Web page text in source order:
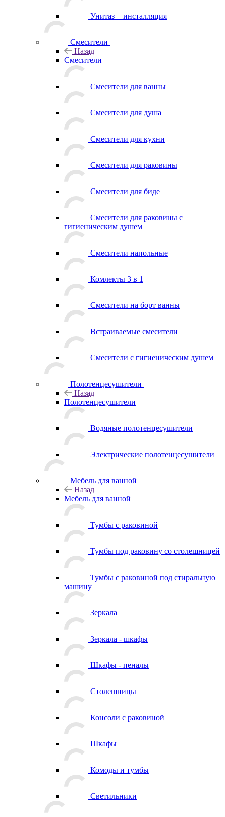
Унитаз + инсталляция
Смесители
Назад
Смесители
Смесители для ванны
Смесители для душа
Смесители для кухни
Смесители для раковины
Смесители для биде
Смесители для раковины с
гигиеническим душем
Смесители напольные
Комлекты 3 в 1
Смесители на борт ванны
Встраиваемые смесители
Смесители с гигиеническим душем
Полотенцесушители
Назад
Полотенцесушители
Водяные полотенцесушители
Электрические полотенцесушители
Мебель для ванной
Назад
Мебель для ванной
Тумбы с раковиной
Тумбы под раковину со столешницей
Тумбы с раковиной под стиральную
машину
Зеркала
Зеркала - шкафы
Шкафы - пеналы
Столешницы
Консоли с раковиной
Шкафы
Комоды и тумбы
Светильники